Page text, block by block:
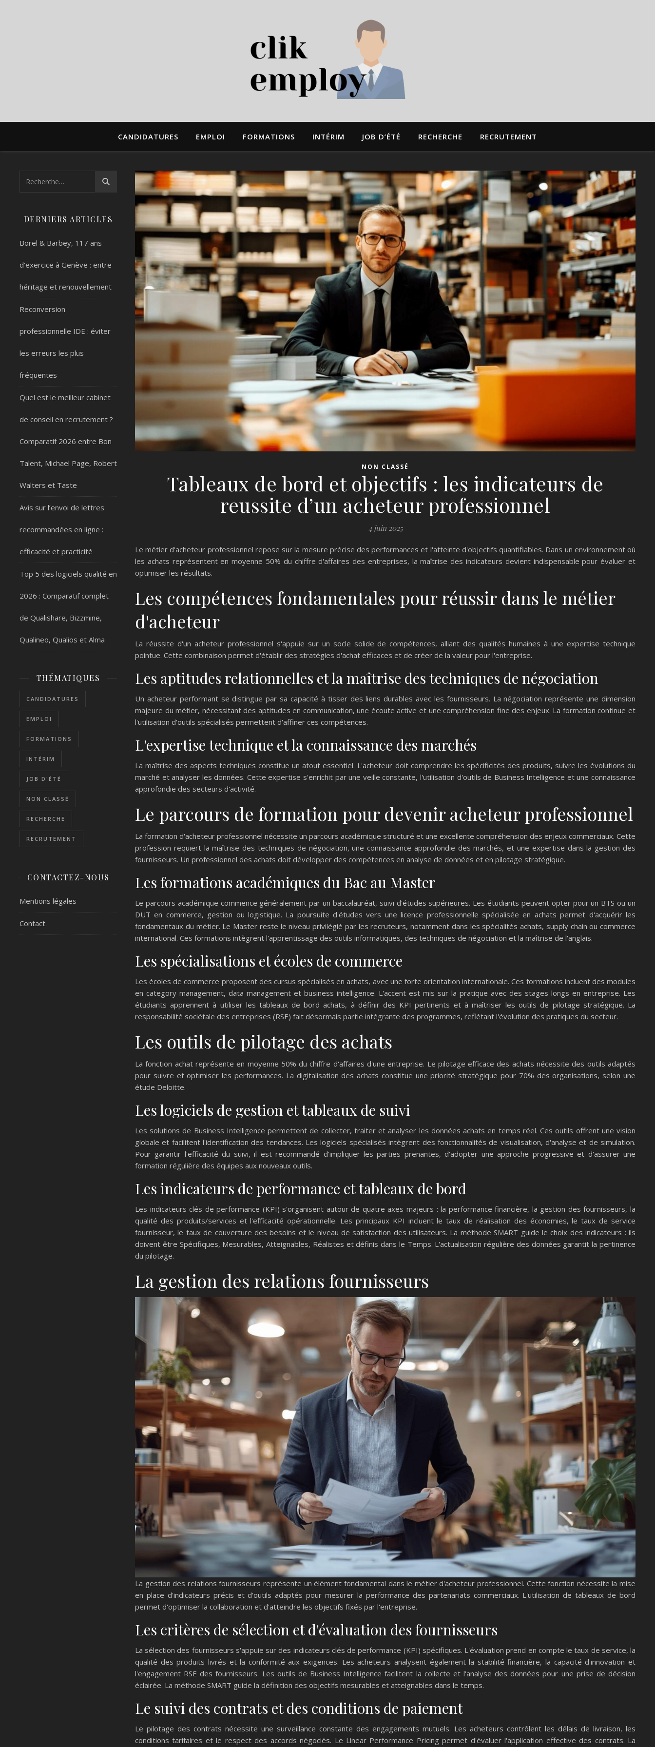
CANDIDATURES EMPLOI FORMATIONS INTÉRIM JOB D’ÉTÉ RECHERCHE RECRUTEMENT
DERNIERS ARTICLES
Borel & Barbey, 117 ans
d’exercice à Genève : entre
héritage et renouvellement
Reconversion
professionnelle IDE : éviter
les erreurs les plus
fréquentes
Quel est le meilleur cabinet
de conseil en recrutement ?
Comparatif 2026 entre Bon
Talent, Michael Page, Robert
Walters et Taste
Avis sur l’envoi de lettres
recommandées en ligne :
efficacité et practicité
Top 5 des logiciels qualité en
2026 : Comparatif complet
de Qualishare, Bizzmine,
Qualineo, Qualios et Alma
THÉMATIQUES
CANDIDATURES
EMPLOI
FORMATIONS
INTÉRIM
JOB D'ÉTÉ
NON CLASSÉ
RECHERCHE
RECRUTEMENT
CONTACTEZ-NOUS
Mentions légales
Contact
NON CLASSÉ
Tableaux de bord et objectifs : les indicateurs de
reussite d’un acheteur professionnel
4 juin 2025
Le métier d'acheteur professionnel repose sur la mesure précise des performances et l'atteinte d'objectifs quantifiables. Dans un environnement où
les achats représentent en moyenne 50% du chiffre d'affaires des entreprises, la maîtrise des indicateurs devient indispensable pour évaluer et
optimiser les résultats.
Les compétences fondamentales pour réussir dans le métier
d'acheteur
La réussite d'un acheteur professionnel s'appuie sur un socle solide de compétences, alliant des qualités humaines à une expertise technique
pointue. Cette combinaison permet d'établir des stratégies d'achat efficaces et de créer de la valeur pour l'entreprise.
Les aptitudes relationnelles et la maîtrise des techniques de négociation
Un acheteur performant se distingue par sa capacité à tisser des liens durables avec les fournisseurs. La négociation représente une dimension
majeure du métier, nécessitant des aptitudes en communication, une écoute active et une compréhension fine des enjeux. La formation continue et
l'utilisation d'outils spécialisés permettent d'affiner ces compétences.
L'expertise technique et la connaissance des marchés
La maîtrise des aspects techniques constitue un atout essentiel. L'acheteur doit comprendre les spécificités des produits, suivre les évolutions du
marché et analyser les données. Cette expertise s'enrichit par une veille constante, l'utilisation d'outils de Business Intelligence et une connaissance
approfondie des secteurs d'activité.
Le parcours de formation pour devenir acheteur professionnel
La formation d'acheteur professionnel nécessite un parcours académique structuré et une excellente compréhension des enjeux commerciaux. Cette
profession requiert la maîtrise des techniques de négociation, une connaissance approfondie des marchés, et une expertise dans la gestion des
fournisseurs. Un professionnel des achats doit développer des compétences en analyse de données et en pilotage stratégique.
Les formations académiques du Bac au Master
Le parcours académique commence généralement par un baccalauréat, suivi d'études supérieures. Les étudiants peuvent opter pour un BTS ou un
DUT en commerce, gestion ou logistique. La poursuite d'études vers une licence professionnelle spécialisée en achats permet d'acquérir les
fondamentaux du métier. Le Master reste le niveau privilégié par les recruteurs, notamment dans les spécialités achats, supply chain ou commerce
international. Ces formations intègrent l'apprentissage des outils informatiques, des techniques de négociation et la maîtrise de l'anglais.
Les spécialisations et écoles de commerce
Les écoles de commerce proposent des cursus spécialisés en achats, avec une forte orientation internationale. Ces formations incluent des modules
en category management, data management et business intelligence. L'accent est mis sur la pratique avec des stages longs en entreprise. Les
étudiants apprennent à utiliser les tableaux de bord achats, à définir des KPI pertinents et à maîtriser les outils de pilotage stratégique. La
responsabilité sociétale des entreprises (RSE) fait désormais partie intégrante des programmes, reflétant l'évolution des pratiques du secteur.
Les outils de pilotage des achats
La fonction achat représente en moyenne 50% du chiffre d'affaires d'une entreprise. Le pilotage efficace des achats nécessite des outils adaptés
pour suivre et optimiser les performances. La digitalisation des achats constitue une priorité stratégique pour 70% des organisations, selon une
étude Deloitte.
Les logiciels de gestion et tableaux de suivi
Les solutions de Business Intelligence permettent de collecter, traiter et analyser les données achats en temps réel. Ces outils offrent une vision
globale et facilitent l'identification des tendances. Les logiciels spécialisés intègrent des fonctionnalités de visualisation, d'analyse et de simulation.
Pour garantir l'efficacité du suivi, il est recommandé d'impliquer les parties prenantes, d'adopter une approche progressive et d'assurer une
formation régulière des équipes aux nouveaux outils.
Les indicateurs de performance et tableaux de bord
Les indicateurs clés de performance (KPI) s'organisent autour de quatre axes majeurs : la performance financière, la gestion des fournisseurs, la
qualité des produits/services et l'efficacité opérationnelle. Les principaux KPI incluent le taux de réalisation des économies, le taux de service
fournisseur, le taux de couverture des besoins et le niveau de satisfaction des utilisateurs. La méthode SMART guide le choix des indicateurs : ils
doivent être Spécifiques, Mesurables, Atteignables, Réalistes et définis dans le Temps. L'actualisation régulière des données garantit la pertinence
du pilotage.
La gestion des relations fournisseurs
La gestion des relations fournisseurs représente un élément fondamental dans le métier d'acheteur professionnel. Cette fonction nécessite la mise
en place d'indicateurs précis et d'outils adaptés pour mesurer la performance des partenariats commerciaux. L'utilisation de tableaux de bord
permet d'optimiser la collaboration et d'atteindre les objectifs fixés par l'entreprise.
Les critères de sélection et d'évaluation des fournisseurs
La sélection des fournisseurs s'appuie sur des indicateurs clés de performance (KPI) spécifiques. L'évaluation prend en compte le taux de service, la
qualité des produits livrés et la conformité aux exigences. Les acheteurs analysent également la stabilité financière, la capacité d'innovation et
l'engagement RSE des fournisseurs. Les outils de Business Intelligence facilitent la collecte et l'analyse des données pour une prise de décision
éclairée. La méthode SMART guide la définition des objectifs mesurables et atteignables dans le temps.
Le suivi des contrats et des conditions de paiement
Le pilotage des contrats nécessite une surveillance constante des engagements mutuels. Les acheteurs contrôlent les délais de livraison, les
conditions tarifaires et le respect des accords négociés. Le Linear Performance Pricing permet d'évaluer l'application effective des contrats. La